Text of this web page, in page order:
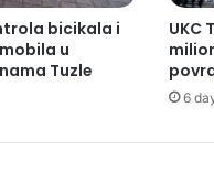
bicikala i
u
Tuzle
UKC
6